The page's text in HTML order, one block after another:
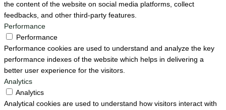
the content of the website on social media platforms, collect
feedbacks, and other third-party features.
Performance
Performance
Performance cookies are used to understand and analyze the key
performance indexes of the website which helps in delivering a
better user experience for the visitors.
Analytics
Analytics
Analytical cookies are used to understand how visitors interact with